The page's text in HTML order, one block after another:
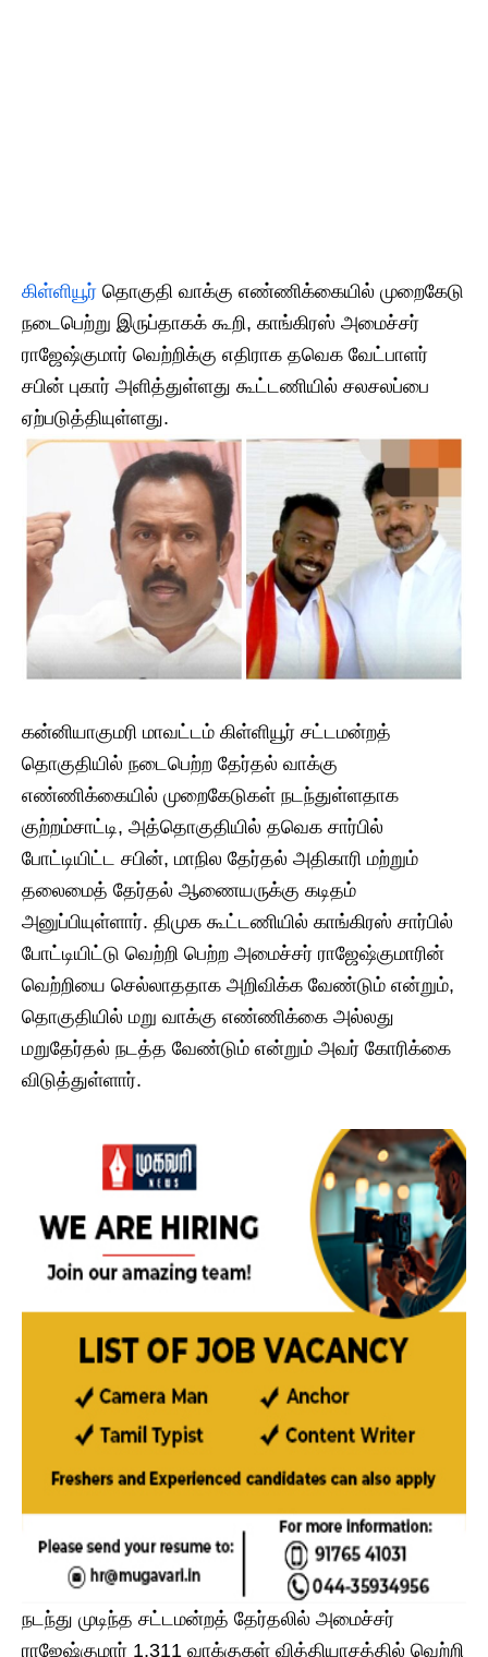
கிள்ளியூர் தொகுதி வாக்கு எண்ணிக்கையில் முறைகேடு
நடைபெற்று இருப்தாகக் கூறி, காங்கிரஸ் அமைச்சர்
ராஜேஷ்குமார் வெற்றிக்கு எதிராக தவெக வேட்பாளர்
சபின் புகார் அளித்துள்ளது கூட்டணியில் சலசலப்பை
ஏற்படுத்தியுள்ளது.
கன்னியாகுமரி மாவட்டம் கிள்ளியூர் சட்டமன்றத்
தொகுதியில் நடைபெற்ற தேர்தல் வாக்கு
எண்ணிக்கையில் முறைகேடுகள் நடந்துள்ளதாக
குற்றம்சாட்டி, அத்தொகுதியில் தவெக சார்பில்
போட்டியிட்ட சபின், மாநில தேர்தல் அதிகாரி மற்றும்
தலைமைத் தேர்தல் ஆணையருக்கு கடிதம்
அனுப்பியுள்ளார். திமுக கூட்டணியில் காங்கிரஸ் சார்பில்
போட்டியிட்டு வெற்றி பெற்ற அமைச்சர் ராஜேஷ்குமாரின்
வெற்றியை செல்லாததாக அறிவிக்க வேண்டும் என்றும்,
தொகுதியில் மறு வாக்கு எண்ணிக்கை அல்லது
மறுதேர்தல் நடத்த வேண்டும் என்றும் அவர் கோரிக்கை
விடுத்துள்ளார்.
நடந்து முடிந்த சட்டமன்றத் தேர்தலில் அமைச்சர்
ராஜேஷ்குமார் 1,311 வாக்குகள் வித்தியாசத்தில் வெற்றி